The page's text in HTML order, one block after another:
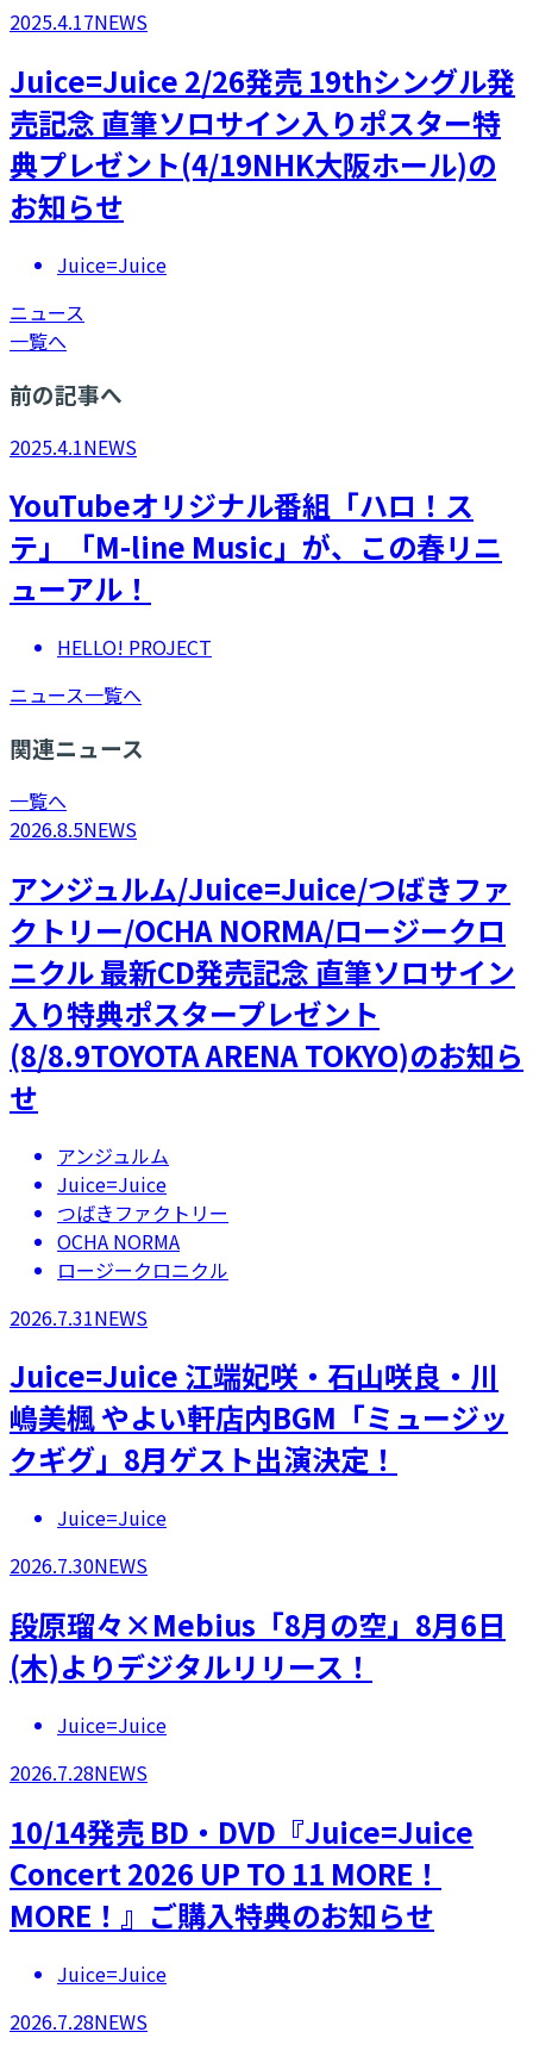
2025.4.17NEWS
Juice=Juice 2/26発売 19thシングル発
売記念 直筆ソロサイン入りポスター特
典プレゼント(4/19NHK大阪ホール)の
お知らせ
Juice=Juice
ニュース
一覧へ
前の記事へ
2025.4.1NEWS
YouTubeオリジナル番組「ハロ！ス
テ」「M-line Music」が、この春リニ
ューアル！
HELLO! PROJECT
ニュース一覧へ
関連ニュース
一覧へ
2026.8.5NEWS
アンジュルム/Juice=Juice/つばきファ
クトリー/OCHA NORMA/ロージークロ
ニクル 最新CD発売記念 直筆ソロサイン
入り特典ポスタープレゼント
(8/8.9TOYOTA ARENA TOKYO)のお知ら
せ
アンジュルム
Juice=Juice
つばきファクトリー
OCHA NORMA
ロージークロニクル
2026.7.31NEWS
Juice=Juice 江端妃咲・石山咲良・川
嶋美楓 やよい軒店内BGM「ミュージッ
クギグ」8月ゲスト出演決定！
Juice=Juice
2026.7.30NEWS
段原瑠々×Mebius「8月の空」8月6日
(木)よりデジタルリリース！
Juice=Juice
2026.7.28NEWS
10/14発売 BD・DVD『Juice=Juice
Concert 2026 UP TO 11 MORE！
MORE！』ご購入特典のお知らせ
Juice=Juice
2026.7.28NEWS